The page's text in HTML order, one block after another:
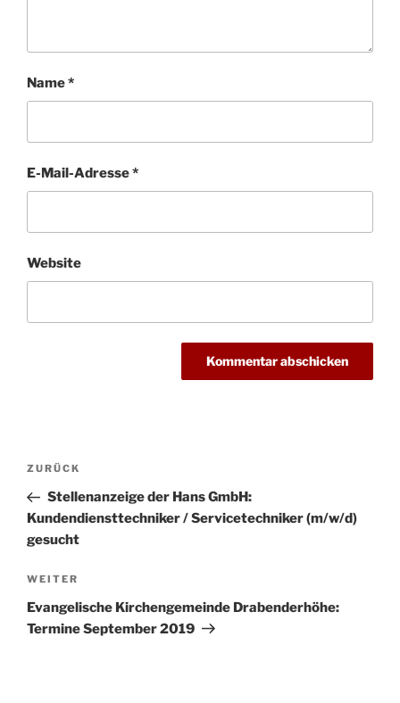
Name*
E-Mail-Adresse*
Website
Beitragsnavigation
Vorheriger
Beitrag
ZURÜCK
Stellenanzeige der Hans GmbH:
Kundendiensttechniker / Servicetechniker (m/w/d)
gesucht
Nächster
Beitrag
WEITER
Evangelische Kirchengemeinde Drabenderhöhe:
Termine September 2019